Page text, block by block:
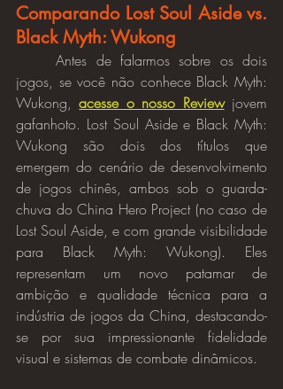
Comparando Lost Soul Aside vs.
Black Myth: Wukong
	Antes de falarmos sobre os dois
jogos, se você não conhece Black Myth:
Wukong, acesse o nosso Review jovem
gafanhoto. Lost Soul Aside e Black Myth:
Wukong são dois dos títulos que
emergem do cenário de desenvolvimento
de jogos chinês, ambos sob o guarda-
chuva do China Hero Project (no caso de
Lost Soul Aside, e com grande visibilidade
para Black Myth: Wukong). Eles
representam um novo patamar de
ambição e qualidade técnica para a
indústria de jogos da China, destacando-
se por sua impressionante fidelidade
visual e sistemas de combate dinâmicos.